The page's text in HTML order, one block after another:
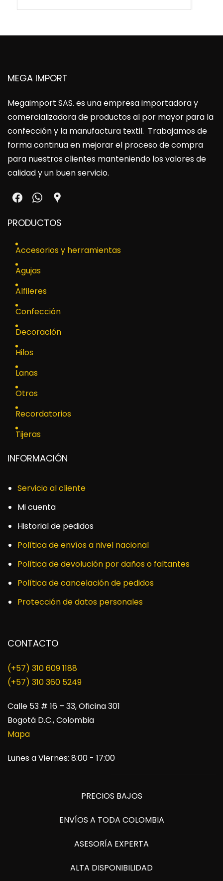
MEGA IMPORT
Megaimport SAS. es una empresa importadora y
comercializadora de productos al por mayor para la
confección y la manufactura textil. Trabajamos de
forma continua en mejorar el proceso de compra
para nuestros clientes manteniendo los valores de
calidad y un buen servicio.
PRODUCTOS
Accesorios y herramientas
Agujas
Alfileres
Confección
Decoración
Hilos
Lanas
Otros
Recordatorios
Tijeras
INFORMACIÓN
Servicio al cliente
Mi cuenta
Historial de pedidos
Política de envíos a nivel nacional
Política de devolución por daños o faltantes
Política de cancelación de pedidos
Protección de datos personales
CONTACTO
(+57) 310 609 1188
​(+57) 310 360 5249
Calle 53 # 16 – 33, Oficina 301
Bogotá D.C., Colombia
Mapa
Lunes a Viernes: 8:00 - 17:00
PRECIOS BAJOS
ENVÍOS A TODA COLOMBIA
ASESORÍA EXPERTA
ALTA DISPONIBILIDAD